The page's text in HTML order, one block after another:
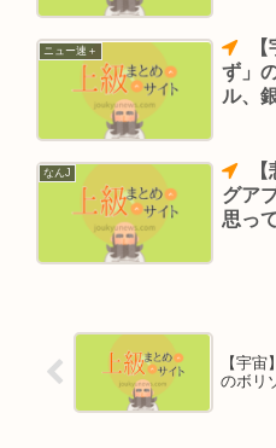
ニュー速＋
ず」
ル、
なんJ
グア
思っ
【宇
のボリ